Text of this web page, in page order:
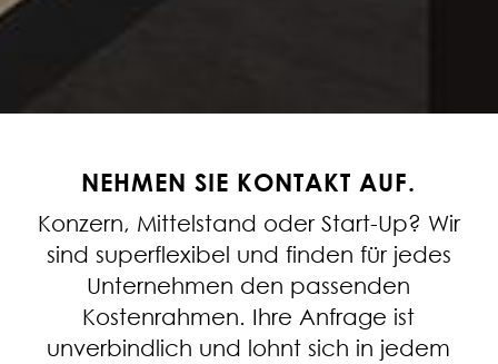
NEHMEN SIE KONTAKT AUF.
Konzern, Mittelstand oder Start-Up? Wir
sind superflexibel und finden für jedes
Unternehmen den passenden
Kostenrahmen. Ihre Anfrage ist
unverbindlich und lohnt sich in jedem